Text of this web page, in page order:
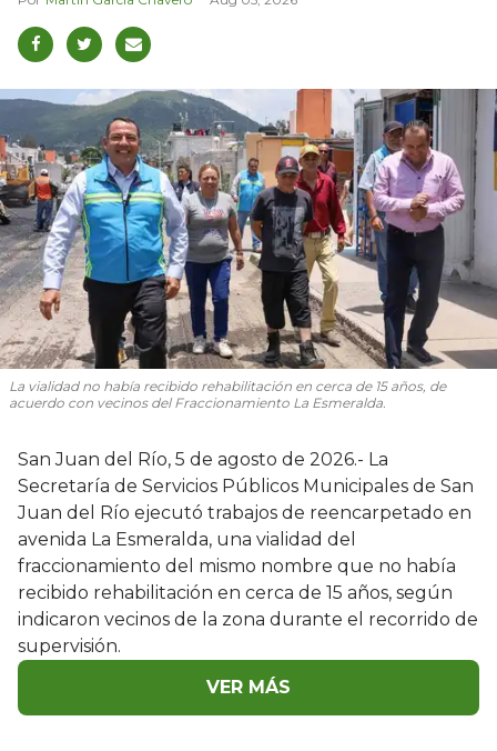
La vialidad no había recibido rehabilitación en cerca de 15 años, de
acuerdo con vecinos del Fraccionamiento La Esmeralda.
San Juan del Río, 5 de agosto de 2026.- La
Secretaría de Servicios Públicos Municipales de San
Juan del Río ejecutó trabajos de reencarpetado en
avenida La Esmeralda, una vialidad del
fraccionamiento del mismo nombre que no había
recibido rehabilitación en cerca de 15 años, según
indicaron vecinos de la zona durante el recorrido de
supervisión.
VER MÁS